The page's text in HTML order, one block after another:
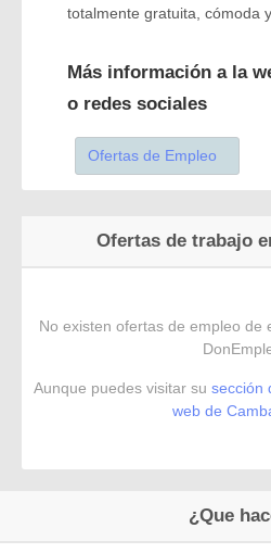
totalmente gratuita, cómoda
Más información a la
o redes sociales
Ofertas de Empleo
Ofertas de trabajo
No existen ofertas de empleo de
Aunque puedes visitar su sección
web de
¿Que